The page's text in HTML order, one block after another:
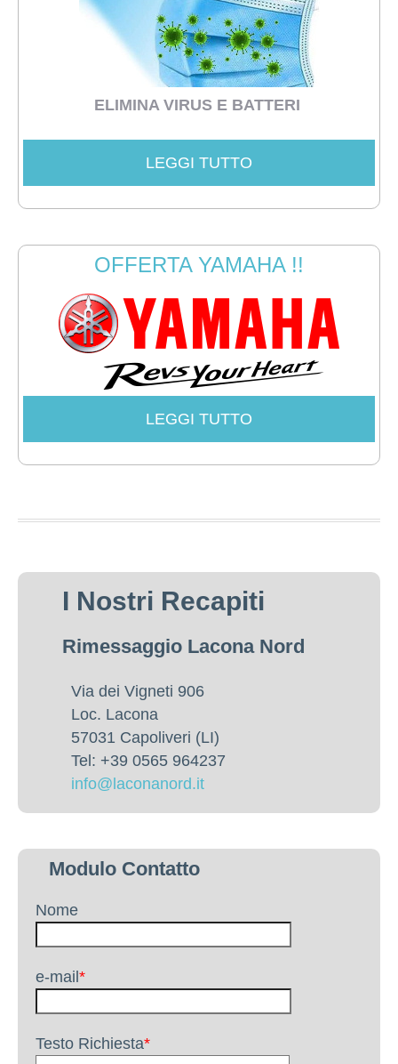
ELIMINA VIRUS E BATTERI
LEGGI TUTTO
OFFERTA YAMAHA !!
LEGGI TUTTO
I Nostri Recapiti
Rimessaggio Lacona Nord
Via dei Vigneti 906
Loc. Lacona
57031 Capoliveri (LI)
Tel: +39 0565 964237
info@laconanord.it
Modulo Contatto
Nome
e-mail*
Testo Richiesta*